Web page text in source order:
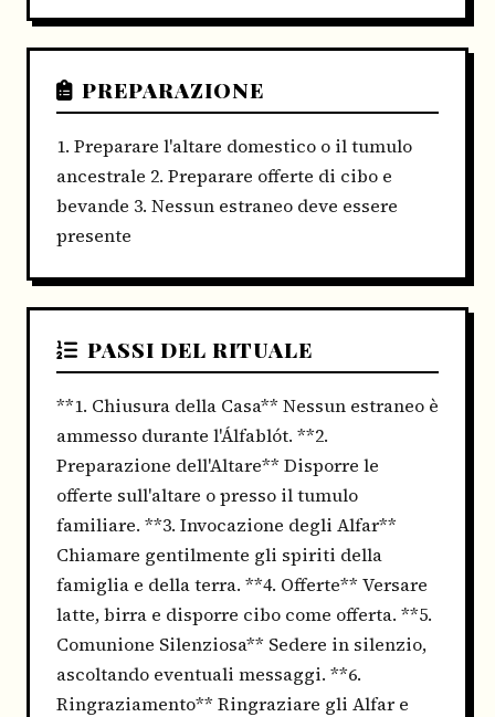
PREPARAZIONE
1. Preparare l'altare domestico o il tumulo
ancestrale 2. Preparare offerte di cibo e
bevande 3. Nessun estraneo deve essere
presente
PASSI DEL RITUALE
**1. Chiusura della Casa** Nessun estraneo è
ammesso durante l'Álfablót. **2.
Preparazione dell'Altare** Disporre le
offerte sull'altare o presso il tumulo
familiare. **3. Invocazione degli Alfar**
Chiamare gentilmente gli spiriti della
famiglia e della terra. **4. Offerte** Versare
latte, birra e disporre cibo come offerta. **5.
Comunione Silenziosa** Sedere in silenzio,
ascoltando eventuali messaggi. **6.
Ringraziamento** Ringraziare gli Alfar e